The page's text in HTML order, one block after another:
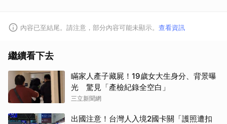
內容已至結尾。請注意，部分內容可能未顯示。 查看資訊
繼續看下去
瞞家人產子藏屍！19歲女大生身分、背景曝
光 驚見「產檢紀錄全空白」
三立新聞網
出國注意！台灣人入境2國卡關「護照遭扣